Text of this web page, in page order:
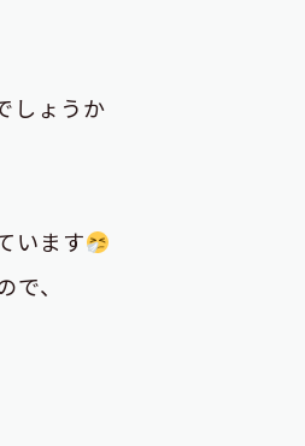
しょうか
います
、